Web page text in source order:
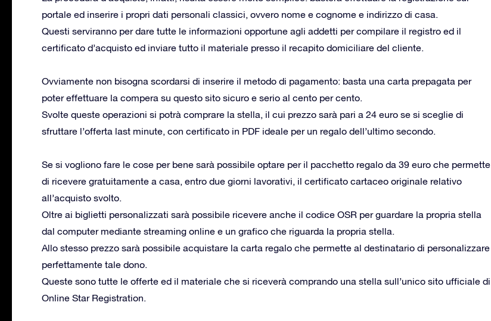
portale ed inserire i propri dati personali classici, ovvero nome e cognome e indirizzo di casa.
Questi serviranno per dare tutte le informazioni opportune agli addetti per compilare il registro ed il
certificato d’acquisto ed inviare tutto il materiale presso il recapito domiciliare del cliente.
Ovviamente non bisogna scordarsi di inserire il metodo di pagamento: basta una carta prepagata per
poter effettuare la compera su questo sito sicuro e serio al cento per cento.
Svolte queste operazioni si potrà comprare la stella, il cui prezzo sarà pari a 24 euro se si sceglie di
sfruttare l’offerta last minute, con certificato in PDF ideale per un regalo dell’ultimo secondo.
Se si vogliono fare le cose per bene sarà possibile optare per il pacchetto regalo da 39 euro che permette
di ricevere gratuitamente a casa, entro due giorni lavorativi, il certificato cartaceo originale relativo
all’acquisto svolto.
Oltre ai biglietti personalizzati sarà possibile ricevere anche il codice OSR per guardare la propria stella
dal computer mediante streaming online e un grafico che riguarda la propria stella.
Allo stesso prezzo sarà possibile acquistare la carta regalo che permette al destinatario di personalizzare
perfettamente tale dono.
Queste sono tutte le offerte ed il materiale che si riceverà comprando una stella sull’unico sito ufficiale di
Online Star Registration.